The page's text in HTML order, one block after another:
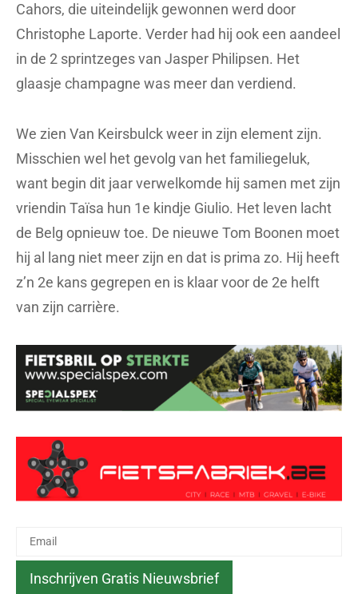
Cahors, die uiteindelijk gewonnen werd door
Christophe Laporte. Verder had hij ook een aandeel
in de 2 sprintzeges van Jasper Philipsen. Het
glaasje champagne was meer dan verdiend.
We zien Van Keirsbulck weer in zijn element zijn.
Misschien wel het gevolg van het familiegeluk,
want begin dit jaar verwelkomde hij samen met zijn
vriendin Taïsa hun 1e kindje Giulio. Het leven lacht
de Belg opnieuw toe. De nieuwe Tom Boonen moet
hij al lang niet meer zijn en dat is prima zo. Hij heeft
z’n 2e kans gegrepen en is klaar voor de 2e helft
van zijn carrière.